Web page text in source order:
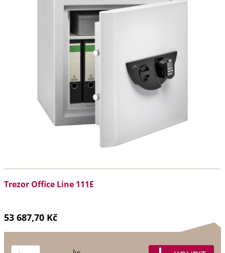
Trezor Office Line 111E
53 687,70 Kč